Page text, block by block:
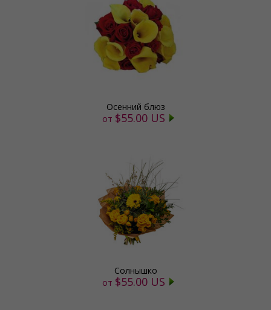
Осенний блюз
от $55.00 US
Солнышко
от $55.00 US